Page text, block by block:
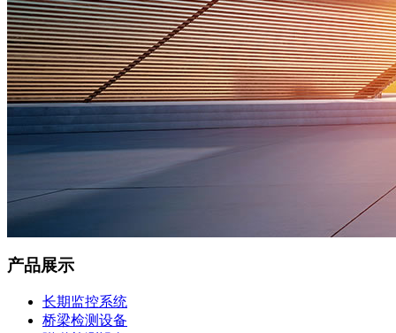
产品展示
长期监控系统
桥梁检测设备